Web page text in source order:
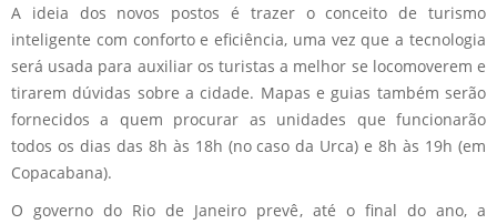
A ideia dos novos postos é trazer o conceito de turismo
inteligente com conforto e eficiência, uma vez que a tecnologia
será usada para auxiliar os turistas a melhor se locomoverem e
tirarem dúvidas sobre a cidade. Mapas e guias também serão
fornecidos a quem procurar as unidades que funcionarão
todos os dias das 8h às 18h (no caso da Urca) e 8h às 19h (em
Copacabana).
O governo do Rio de Janeiro prevê, até o final do ano, a